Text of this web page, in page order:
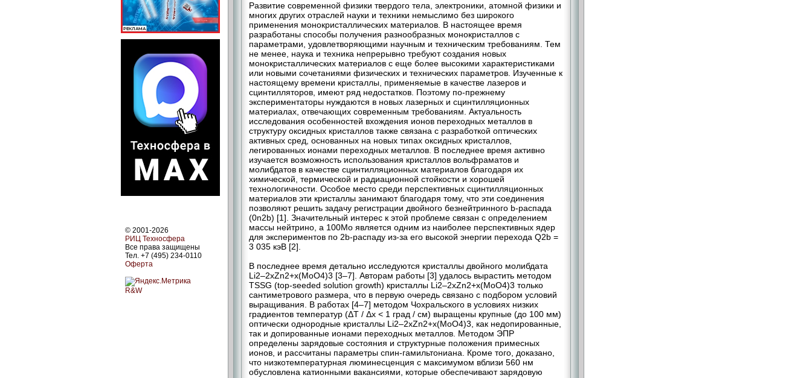
© 2001-2026
РИЦ Техносфера
Все права защищены
Тел. +7 (495) 234-0110
Оферта
R&W
Развитие современной физики твердого тела, электроники, атомной физики и
многих других отраслей науки и техники немыслимо без широкого
применения монокристаллических материалов. В настоящее время
разработаны способы получения разнообразных монокристаллов с
параметрами, удовлетворяющими научным и техническим требованиям. Тем
не менее, наука и техника непрерывно требуют создания новых
монокристаллических материалов с еще более высокими характеристиками
или новыми сочетаниями физических и технических параметров. Изученные к
настоящему времени кристаллы, применяемые в качестве лазеров и
сцинтилляторов, имеют ряд недостатков. Поэтому по-прежнему
экспериментаторы нуждаются в новых лазерных и сцинтилляционных
материалах, отвечающих современным требованиям. Актуальность
исследования особенностей вхождения ионов переходных металлов в
структуру оксидных кристаллов также связана с разработкой оптических
активных сред, основанных на новых типах оксидных кристаллов,
легированных ионами переходных металлов. В последнее время активно
изучается возможность использования кристаллов вольфраматов и
молибдатов в качестве сцинтилляционных материалов благодаря их
химической, термической и радиационной стойкости и хорошей
технологичности. Особое место среди перспективных сцинтилляционных
материалов эти кристаллы занимают благодаря тому, что эти соединения
позволяют решить задачу регистрации двойного безнейтринного b-распада
(0n2b) [1]. Значительный интерес к этой проблеме связан с определением
массы нейтрино, а 100Мо является одним из наиболее перспективных ядер
для экспериментов по 2b-распаду из-за его высокой энергии перехода Q2b =
3 035 кэВ [2].
В последнее время детально исследуются кристаллы двойного молибдата
Li2–2xZn2+x(MoO4)3 [3–7]. Авторам работы [3] удалось вырастить методом
TSSG (top-seeded solution growth) кристаллы Li2–2xZn2+x(MoO4)3 только
сантиметрового размера, что в первую очередь связано с подбором условий
выращивания. В работах [4–7] методом Чохральского в условиях низких
градиентов температур (ΔT / Δх < 1 град / см) выращены крупные (до 100 мм)
оптически однородные кристаллы Li2–2xZn2+x(MoO4)3, как недопированные,
так и допированные ионами переходных металлов. Методом ЭПР
определены зарядовые состояния и структурные положения примесных
ионов, и рассчитаны параметры спин-гамильтониана. Кроме того, доказано,
что низкотемпературная люминесценция с максимумом вблизи 560 нм
обусловлена катионными вакансиями, которые обеспечивают зарядовую